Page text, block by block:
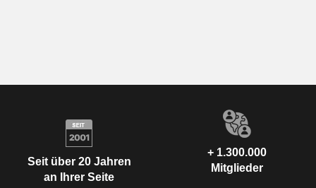
Seit über 20 Jahren
an Ihrer Seite
+ 1.300.000
Mitglieder